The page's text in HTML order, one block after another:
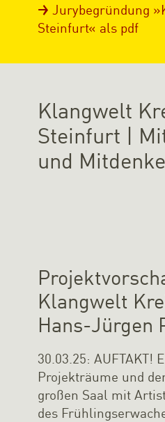
Jurybegründung
Steinfurt« als pdf
Klangwelt
Steinfurt |
und
Klangwelt
Hans-Jürgen
30.03.25: AUFTAKT!
Projekträume und
großen Saal mit
des